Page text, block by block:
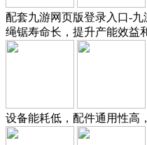
配套九游网页版登录入口-九
绳锯寿命长，提升产能效益
设备能耗低，配件通用性高